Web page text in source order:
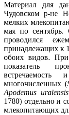
Материал для
Чудовском р-не
мелких
мая по
проводился
принадлежащих к
обоих видов. При
показатель
многочисленных (
Apodemus uralensis
1780) отдельно и
млекопитающих